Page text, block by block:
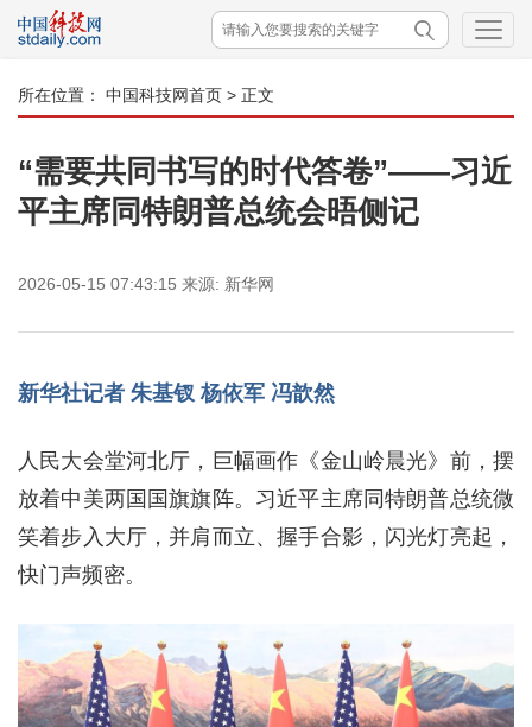
所在位置： 中国科技网首页 > 正文
“需要共同书写的时代答卷”——习近
平主席同特朗普总统会晤侧记
2026-05-15 07:43:15 来源: 新华网
新华社记者 朱基钗 杨依军 冯歆然
人民大会堂河北厅，巨幅画作《金山岭晨光》前，摆
放着中美两国国旗旗阵。习近平主席同特朗普总统微
笑着步入大厅，并肩而立、握手合影，闪光灯亮起，
快门声频密。